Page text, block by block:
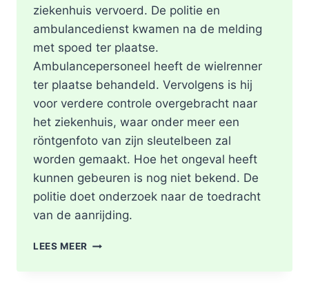
ziekenhuis vervoerd. De politie en
ambulancedienst kwamen na de melding
met spoed ter plaatse.
Ambulancepersoneel heeft de wielrenner
ter plaatse behandeld. Vervolgens is hij
voor verdere controle overgebracht naar
het ziekenhuis, waar onder meer een
röntgenfoto van zijn sleutelbeen zal
worden gemaakt. Hoe het ongeval heeft
kunnen gebeuren is nog niet bekend. De
politie doet onderzoek naar de toedracht
van de aanrijding.
LEES MEER GEWONDE